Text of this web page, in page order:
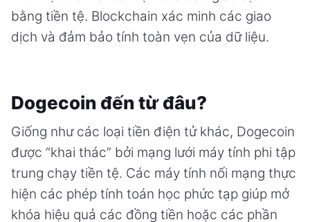
bằng tiền tệ. Blockchain xác minh các giao
dịch và đảm bảo tính toàn vẹn của dữ liệu.
Dogecoin đến từ đâu?
Giống như các loại tiền điện tử khác, Dogecoin
được “khai thác” bởi mạng lưới máy tính phi tập
trung chạy tiền tệ. Các máy tính nối mạng thực
hiện các phép tính toán học phức tạp giúp mở
khóa hiệu quả các đồng tiền hoặc các phần